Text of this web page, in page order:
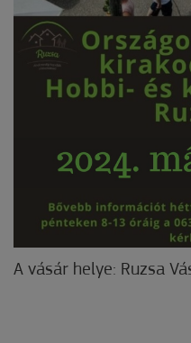
A vásár helye: Ruzsa